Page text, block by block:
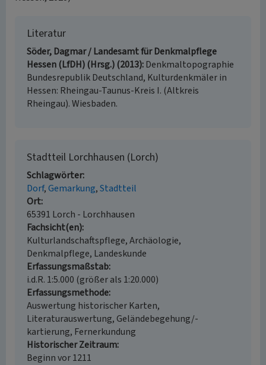
Literatur
Söder, Dagmar / Landesamt für Denkmalpflege
Hessen (LfDH) (Hrsg.) (2013) Denkmaltopographie
Bundesrepublik Deutschland, Kulturdenkmäler in
Hessen: Rheingau-Taunus-Kreis I. (Altkreis
Rheingau). Wiesbaden.
Stadtteil Lorchhausen (Lorch)
Schlagwörter
Dorf Gemarkung Stadtteil
Ort
65391 Lorch - Lorchhausen
Fachsicht(en)
Kulturlandschaftspflege, Archäologie,
Denkmalpflege, Landeskunde
Erfassungsmaßstab
i.d.R. 1:5.000 (größer als 1:20.000)
Erfassungsmethode
Auswertung historischer Karten,
Literaturauswertung, Geländebegehung/-
kartierung, Fernerkundung
Historischer Zeitraum
Beginn vor 1211